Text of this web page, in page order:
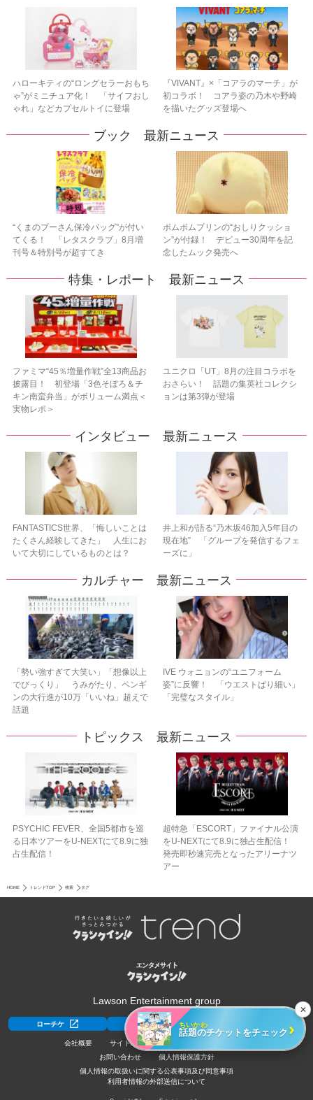
✕
ちいかわ
話題のチケットをチェック ›
ハローキティの“ロングセラーおもち
ゃ”がミニチュア化！ 「サイフおし
ゃれ」などカプセルトイに登場
『VIVANT』×「コアラのマーチ」が
初コラボ！ コアラ姿の乃木や野崎
を描いたグッズ登場へ
ブック 最新ニュース
“くまのプーさん保冷バッグ”が付い
てくる！ 「レタスクラブ」8月増
刊号＆特別号が超すてき
ポムポムプリンの“おしりクッショ
ン”が付録！ デビュー30周年を記
念したムック発売へ
特集・レポート 最新ニュース
ファミマ“45％増量作戦”全13商品お
披露目！ 初登場「3色そぼろ＆チ
キン南蛮弁当」がボリューム満点＜
実物レポ＞
ユニクロ「UT」8月の注目コラボを
おさらい！ 話題の集英社コレクシ
ョンは第3弾が登場
インタビュー 最新ニュース
FANTASTICS世界、「悔しいことは
たくさん経験してきた」 人生にお
いて大切にしているものとは？
井上和が語る“乃木坂46加入5年目の
現在地” 「グループを発信するフェ
ーズに」
カルチャー 最新ニュース
「勢い強すぎて大笑い」「想像以上
でびっくり」 うみがたり、ペンギ
ンの大行進が10万「いいね」超えで
話題
IVE ウォニョンの“ユニフォーム
姿”に反響！ 「ウエストばり細い」
「完璧なスタイル」
トピックス 最新ニュース
PSYCHIC FEVER、全国5都市を巡
る日本ツアーをU‐NEXTにて8.9に独
占生配信！
超特急「ESCORT」ファイナル公演
をU-NEXTにて8.9に独占生配信！
発売即秒速完売となったアリーナツ
アー
HOME トレンドTOP 検索 タグ
Lawson Entertainment group
ローチケ ローチケ[旅行]
会社概要 サイトポリシー
お問い合わせ
個人情報保護方針
個人情報の取扱いに関する公表事項及び同意事項
利用者情報の外部送信について